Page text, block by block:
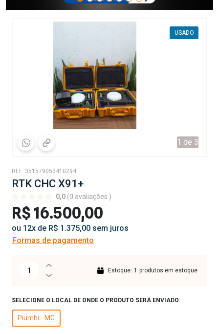
USADO
1 de 3
REF: 351579053410294
RTK CHC X91+
0,0 (0 avaliações )
R$ 16.500,00
ou 12x de R$ 1.375,00 sem juros
Formas de pagamento
Estoque: 1 produtos em estoque
SELECIONE O LOCAL DE ONDE O PRODUTO SERÁ ENVIADO:
Piumhi - MG